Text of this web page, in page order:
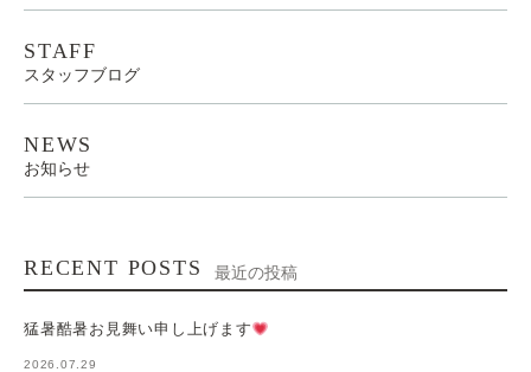
STAFF
スタッフブログ
NEWS
お知らせ
RECENT POSTS 最近の投稿
猛暑酷暑お見舞い申し上げます
2026.07.29